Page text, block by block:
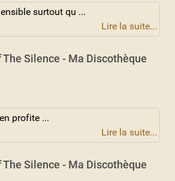
surtout qu ...
Lire la suite...
The Silence - Ma Discothèque
profite ...
Lire la suite...
The Silence - Ma Discothèque